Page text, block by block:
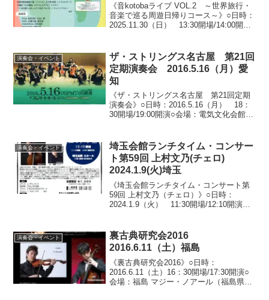
《音kotobaライブ VOL.2 ～世界旅行・
音楽で巡る周遊日帰りコース～》○日時：
2025.11.30（日） 13:30開場/14:00開演
由席 一般2,500...
演奏会・イベント
ザ・ストリングス名古屋 第21回
定期演奏会 2016.5.16（月）愛
知
《ザ・ストリングス名古屋 第21回定期
演奏会》○日時：2016.5.16（月） 18：
30開場/19:00開演○会場：電気文化会館
学生2,000円○出演：日比...
演奏会・イベント
埼玉会館ランチタイム・コンサー
ト第59回 上村文乃(チェロ)
2024.1.9(火)埼玉
《埼玉会館ランチタイム・コンサート第
59回 上村文乃（チェロ）》○日時：
2024.1.9（火） 11:30開場/12:10開演
料金：全指定席 1,000円 ※託...
演奏会・イベント
裏古典研究会2016
2016.6.11（土）福島
《裏古典研究会2016》○日時：
2016.6.11（土）16：30開場/17:30開演○
会場：福島 マジー・ノアール（福島県福